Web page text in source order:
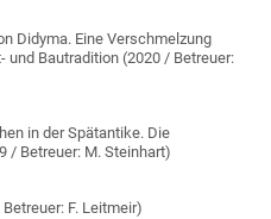
Didyma. Eine Verschmelzung
Bautradition (2020 / Betreuer:
in der Spätantike. Die
/ Betreuer: M. Steinhart)
F. Leitmeir)